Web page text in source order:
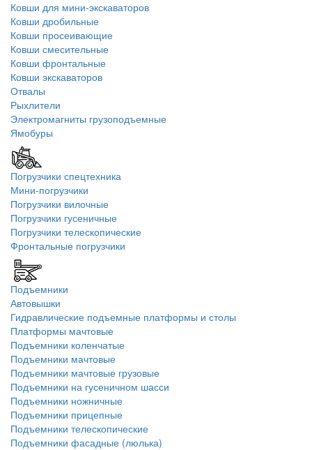
Ковши для мини-экскаваторов
Ковши дробильные
Ковши просеивающие
Ковши смесительные
Ковши фронтальные
Ковши экскаваторов
Отвалы
Рыхлители
Электромагниты грузоподъемные
Ямобуры
Погрузчики спецтехника
Мини-погрузчики
Погрузчики вилочные
Погрузчики гусеничные
Погрузчики телескопические
Фронтальные погрузчики
Подъемники
Автовышки
Гидравлические подъемные платформы и столы
Платформы мачтовые
Подъемники коленчатые
Подъемники мачтовые
Подъемники мачтовые грузовые
Подъемники на гусеничном шасси
Подъемники ножничные
Подъемники прицепные
Подъемники телескопические
Подъемники фасадные (люлька)